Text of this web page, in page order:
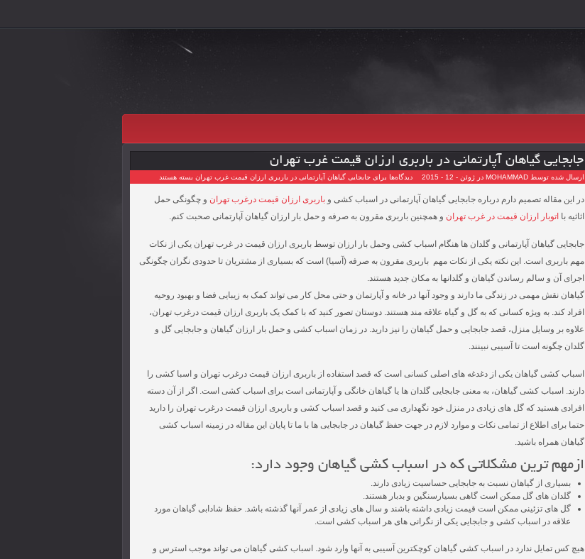
جابجایی گیاهان آپارتمانی در باربری ارزان قیمت غرب تهران
ارسال شده توسط MOHAMMAD در ژوئن - 12 - 2015 دیدگاه‌ها برای جابجایی گیاهان آپارتمانی در باربری ارزان قیمت غرب تهران بسته هستند
در این مقاله تصمیم دارم درباره جابجایی گیاهان آپارتمانی در اسباب کشی و باربری ارزان قیمت درغرب تهران و چگونگی حمل
اثاثیه با اتوبار ارزان قیمت در غرب تهران و همچنین باربری مقرون به صرفه و حمل بار ارزان گیاهان آپارتمانی صحبت کنم.
جابجایی گیاهان آپارتمانی و گلدان ها هنگام اسباب کشی وحمل بار ارزان توسط باربری ارزان قیمت در غرب تهران یکی از نکات
مهم باربری است. این نکته یکی از نکات مهم باربری مقرون به صرفه (آسیا) است که بسیاری از مشتریان تا حدودی نگران چگونگی
اجرای آن و سالم رساندن گیاهان و گلدانها به مکان جدید هستند.
گیاهان نقش مهمی در زندگی ما دارند و وجود آنها در خانه و آپارتمان و حتی محل کار می تواند کمک به زیبایی فضا و بهبود روحیه
افراد کند. به ویژه کسانی که به گل و گیاه علاقه مند هستند. دوستان تصور کنید که با کمک یک باربری ارزان قیمت درغرب تهران،
علاوه بر وسایل منزل، قصد جابجایی و حمل گیاهان را نیز دارید. در زمان اسباب کشی و حمل بار ارزان گیاهان و جابجایی گل و
گلدان چگونه است تا آسیبی نبینند.
اسباب کشی گیاهان یکی از دغدغه های اصلی کسانی است که قصد استفاده از باربری ارزان قیمت درغرب تهران و اسبا کشی را
دارند. اسباب کشی گیاهان، به معنی جابجایی گلدان ها یا گیاهان خانگی و آپارتمانی است برای اسباب کشی است. اگر از آن دسته
افرادی هستید که گل های زیادی در منزل خود نگهداری می کنید و قصد اسباب کشی و باربری ارزان قیمت درغرب تهران را دارید
حتما برای اطلاع از تمامی نکات و موارد لازم در جهت حفظ گیاهان در جابجایی ها با ما تا پایان این مقاله در زمینه اسباب کشی
گیاهان همراه باشید.
ازمهم ترین مشکلاتی که در اسباب کشی گیاهان وجود دارد:
بسیاری از گیاهان نسبت به جابجایی حساسیت زیادی دارند.
گلدان های گل ممکن است گاهی بسیارسنگین و بدبار هستند.
گل های تزئینی ممکن است قیمت زیادی داشته باشند و سال های زیادی از عمر آنها گذشته باشد. حفظ شادابی گیاهان مورد
علاقه در اسباب کشی و جابجایی یکی از نگرانی های هر اسباب کشی است.
هیچ کس تمایل ندارد در اسباب کشی گیاهان کوچکترین آسیبی به آنها وارد شود. اسباب کشی گیاهان می تواند موجب استرس و